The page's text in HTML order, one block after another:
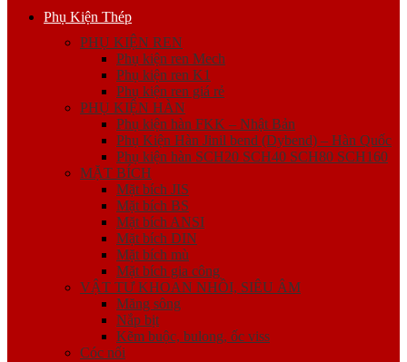
Phụ Kiện Thép
PHỤ KIỆN REN
Phụ kiện ren Mech
Phụ kiện ren K1
Phụ kiện ren giá rẻ
PHỤ KIỆN HÀN
Phụ kiện hàn FKK – Nhật Bản
Phụ Kiện Hàn Jinil bend (Dybend) – Hàn Quốc
Phụ kiện hàn SCH20 SCH40 SCH80 SCH160
MẶT BÍCH
Mặt bích JIS
Mặt bích BS
Mặt bích ANSI
Mặt bích DIN
Mặt bích mù
Mặt bích gia công
VẬT TƯ KHOAN NHỒI, SIÊU ÂM
Măng sông
Nắp bịt
Kẽm buộc, bulong, ốc viss
Cóc nối